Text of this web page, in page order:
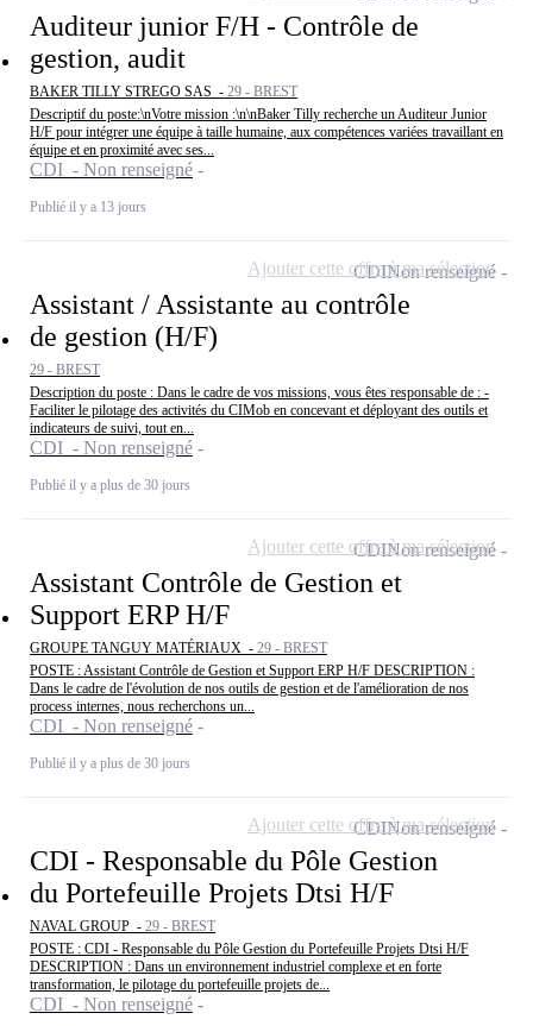
Auditeur junior F/H - Contrôle de
gestion, audit
BAKER TILLY STREGO SAS - 29 - BREST
Descriptif du poste:\nVotre mission :\n\nBaker Tilly recherche un Auditeur Junior
H/F pour intégrer une équipe à taille humaine, aux compétences variées travaillant en
équipe et en proximité avec ses...
CDI - Non renseigné
Publié il y a 13 jours
Assistant / Assistante au contrôle
de gestion (H/F)
29 - BREST
Description du poste : Dans le cadre de vos missions, vous êtes responsable de : -
Faciliter le pilotage des activités du CIMob en concevant et déployant des outils et
indicateurs de suivi, tout en...
CDI - Non renseigné
Publié il y a plus de 30 jours
CDINon renseigné
Ajouter cette offre à ma sélection
Assistant Contrôle de Gestion et
Support ERP H/F
GROUPE TANGUY MATÉRIAUX - 29 - BREST
POSTE : Assistant Contrôle de Gestion et Support ERP H/F DESCRIPTION :
Dans le cadre de l'évolution de nos outils de gestion et de l'amélioration de nos
process internes, nous recherchons un...
CDI - Non renseigné
Publié il y a plus de 30 jours
CDINon renseigné
Ajouter cette offre à ma sélection
CDI - Responsable du Pôle Gestion
du Portefeuille Projets Dtsi H/F
NAVAL GROUP - 29 - BREST
POSTE : CDI - Responsable du Pôle Gestion du Portefeuille Projets Dtsi H/F
DESCRIPTION : Dans un environnement industriel complexe et en forte
transformation, le pilotage du portefeuille projets de...
CDI - Non renseigné
CDINon renseigné
Ajouter cette offre à ma sélection